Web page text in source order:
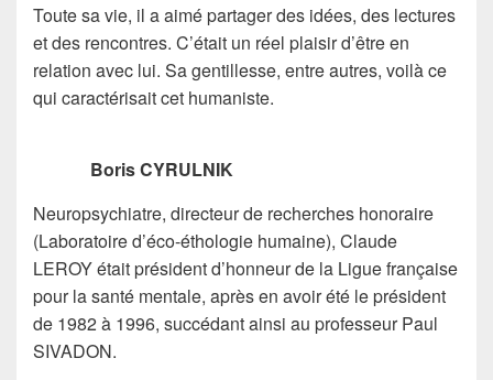
Toute sa vie, il a aimé partager des idées, des lectures
et des rencontres. C’était un réel plaisir d’être en
relation avec lui. Sa gentillesse, entre autres, voilà ce
qui caractérisait cet humaniste.
Boris CYRULNIK
Neuropsychiatre, directeur de recherches honoraire
(Laboratoire d’éco-éthologie humaine), Claude
LEROY était président d’honneur de la Ligue française
pour la santé mentale, après en avoir été le président
de 1982 à 1996, succédant ainsi au professeur Paul
SIVADON.